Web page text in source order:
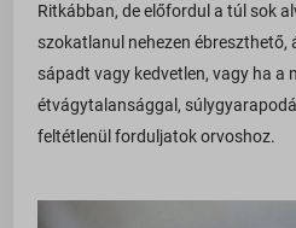
Ritkábban, de előfordul a túl sok
szokatlanul nehezen ébreszthető,
sápadt vagy kedvetlen, vagy ha a
étvágytalansággal,
feltétlenül forduljatok orvoshoz.
pys_utm_campaign
pys_utm_content
pys_utm_medium
connect.facebook.net
pagead2.googlesyndication.com
www.googleadservices.com
www.facebook.com
www.youtube.com
_iCartBundleProductList
_icartCheckoutDiscountListObj
_iCartFreeProduct